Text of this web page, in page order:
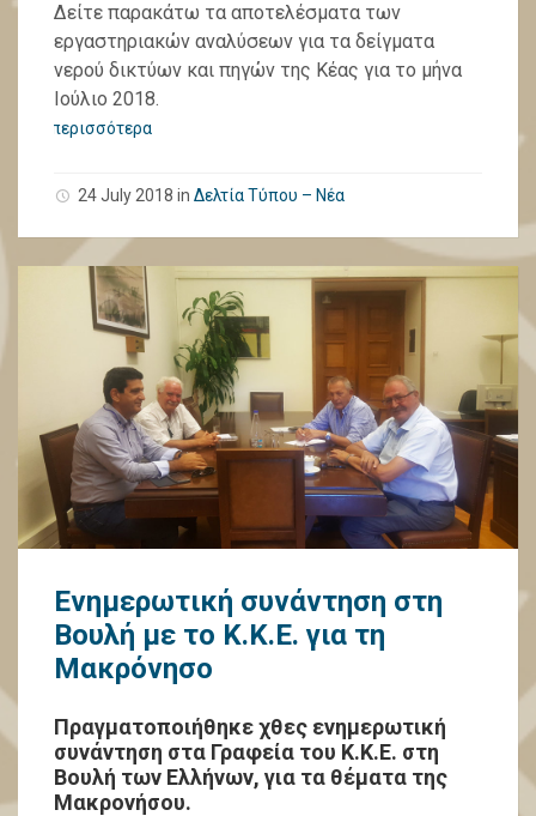
Δείτε παρακάτω τα αποτελέσματα των
εργαστηριακών αναλύσεων για τα δείγματα
νερού δικτύων και πηγών της Κέας για το μήνα
Ιούλιο 2018.
περισσότερα
24 July 2018 in Δελτία Τύπου – Νέα
Ενημερωτική συνάντηση στη
Βουλή με το Κ.Κ.Ε. για τη
Μακρόνησο
Πραγματοποιήθηκε χθες ενημερωτική
συνάντηση στα Γραφεία του Κ.Κ.Ε. στη
Βουλή των Ελλήνων, για τα θέματα της
Μακρονήσου.